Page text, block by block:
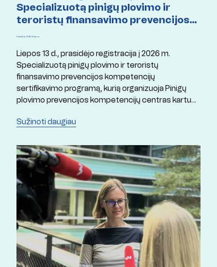
Specializuotą pinigų plovimo ir
teroristų finansavimo prevencijos
kompetencijų sertifikavimo
Paskelbta: 2026 13 liepos
Liepos 13 d., prasidėjo registracija į 2026 m.
Specializuotą pinigų plovimo ir teroristų
finansavimo prevencijos kompetencijų
sertifikavimo programą, kurią organizuoja Pinigų
plovimo prevencijos kompetencijų centras kartu
Respublikos finansų ministerija.
Sužinoti daugiau